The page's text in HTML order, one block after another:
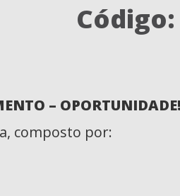
Código:
– OPORTUNIDADE!
composto por: